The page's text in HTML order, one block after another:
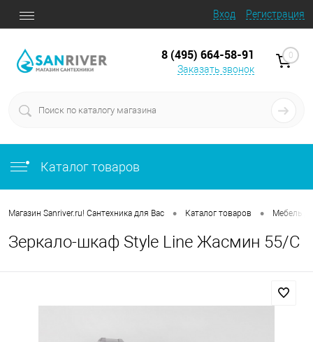
Вход Регистрация
8 (495) 664-58-91
Заказать звонок
0
Каталог товаров
Магазин Sanriver.ru! Сантехника для Вас • Каталог товаров • Мебель
Зеркало-шкаф Style Line Жасмин 55/С